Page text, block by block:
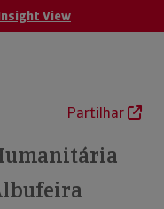
View
Partilhar